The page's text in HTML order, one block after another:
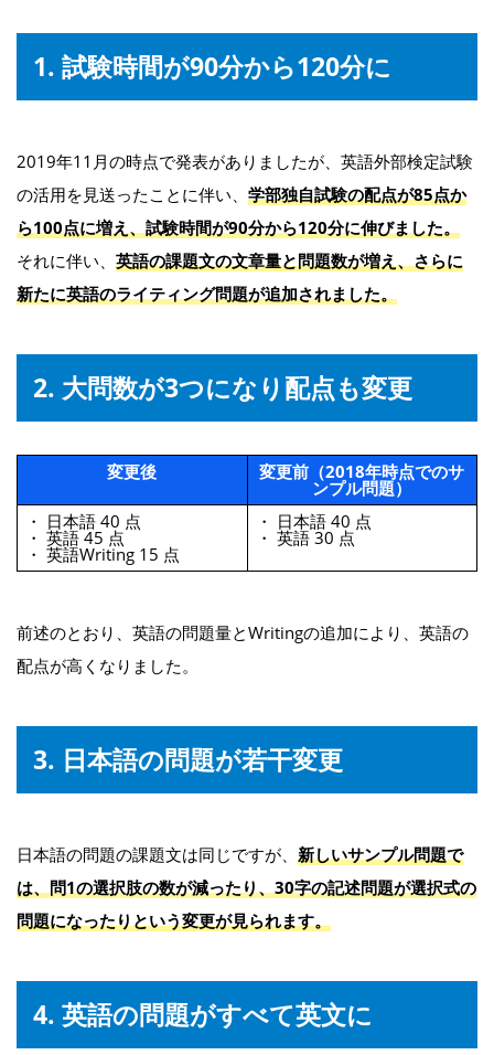
1. 試験時間が90分から120分に
2019年11月の時点で発表がありましたが、英語外部検定試験
の活用を見送ったことに伴い、 学部独自試験の配点が85点か
ら100点に増え、試験時間が90分から120分に伸びました。
それに伴い、 英語の課題文の文章量と問題数が増え、さらに
新たに英語のライティング問題が追加されました。
2. 大問数が3つになり配点も変更
変更後 変更前（2018年時点でのサ
ンプル問題）
・ 日本語 40 点
・ 英語 45 点
・ 英語Writing 15 点
・ 日本語 40 点
・ 英語 30 点
前述のとおり、英語の問題量とWritingの追加により、英語の
配点が高くなりました。
3. 日本語の問題が若干変更
日本語の問題の課題文は同じですが、 新しいサンプル問題で
は、問1の選択肢の数が減ったり、30字の記述問題が選択式の
問題になったりという変更が見られます。
4. 英語の問題がすべて英文に